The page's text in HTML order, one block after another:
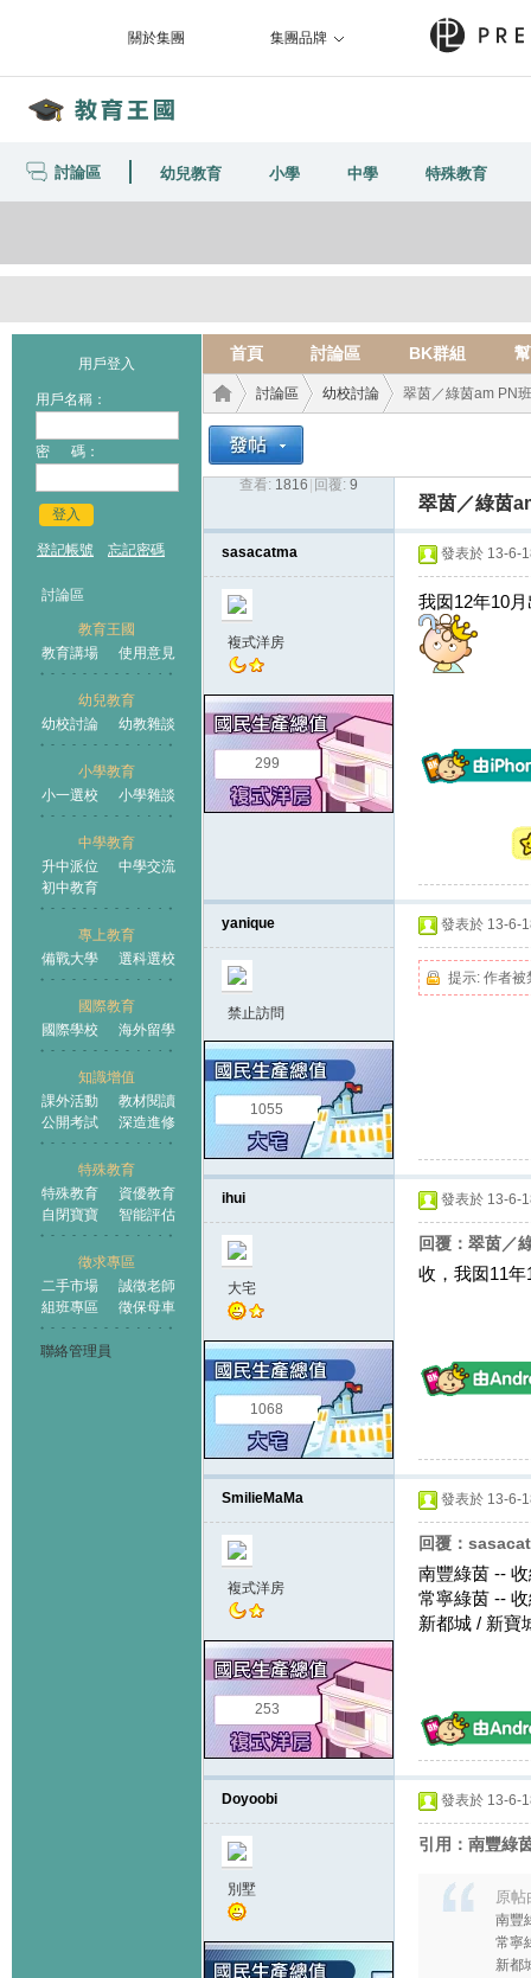
關於集團 集團品牌
討論區 幼兒教育 小學 中學 特殊教育
用戶登入
用戶名稱：
密 碼：
登入
登記帳號 忘記密碼
討論區
教育王國
教育講場
使用意見
幼兒教育
幼校討論
幼教雜談
小學教育
小一選校
小學雜談
中學教育
升中派位
中學交流
初中教育
專上教育
備戰大學
選科選校
國際教育
國際學校
海外留學
知識增值
課外活動
教材閱讀
公開考試
深造進修
特殊教育
特殊教育
資優教育
自閉寶寶
智能評估
徵求專區
二手市場
誠徵老師
組班專區
徵保母車
聯絡管理員
首頁 討論區 BK群組
王國
討論區
›
幼校討論 翠茵／綠茵am PN
查看: 1816 回覆: 9
翠茵／綠茵
sasacatma
複式洋房
299
發表於 13-6-
我囡12年10
yanique
禁止訪問
1055
發表於 13-6-
提示: 作者被
ihui
大宅
1068
發表於 13-6-
回覆：翠茵／
收，我囡11
SmilieMaMa
複式洋房
253
發表於 13-6-
回覆：
南豐綠茵 --
常寧綠茵 --
新都城 / 新寶
Doyoobi
別墅
發表於 13-6-
引用：南豐綠
原
南豐
常寧
新都